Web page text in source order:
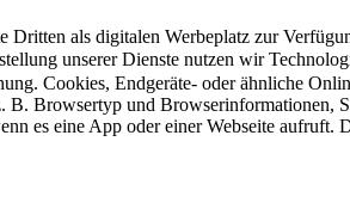
als digitalen Werbeplatz zur
unserer Dienste nutzen wir
Cookies, Endgeräte- oder ähnliche
Browsertyp und Browserinformationen,
es eine App oder einer Webseite aufruft.